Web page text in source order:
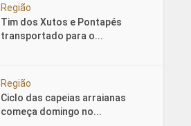
Região
Tim dos Xutos e Pontapés
transportado para o...
Região
Ciclo das capeias arraianas
começa domingo no...